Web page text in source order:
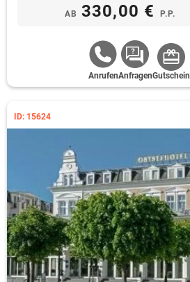
AB 330,00 € P.P.
AnrufenAnfragenGutschein
ID: 15624